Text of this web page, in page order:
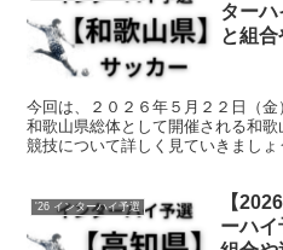
ター
と組
今回は、２０２６年５月２２日（
和歌山県総体として開催される和
競技について詳しく見ていきましょ
'26 インターハイ予選
【
ーハイ